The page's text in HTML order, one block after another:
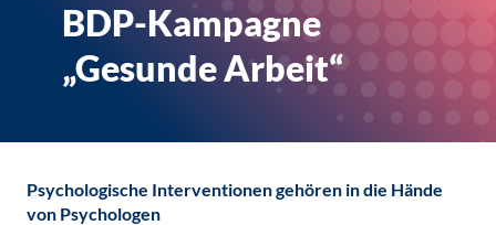
BDP-Kampagne
„Gesunde Arbeit“
Psychologische Interventionen gehören in die Hände
von Psychologen